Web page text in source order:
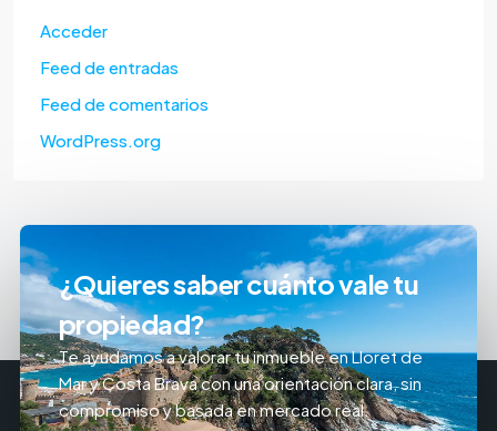
Acceder
Feed de entradas
Feed de comentarios
WordPress.org
¿Quieres saber cuánto vale tu
propiedad?
Te ayudamos a valorar tu inmueble en Lloret de
Mar y Costa Brava con una orientación clara, sin
compromiso y basada en mercado real.